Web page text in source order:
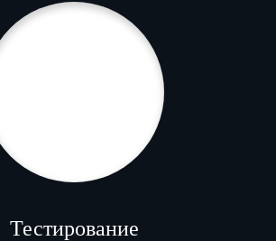
Тестирование